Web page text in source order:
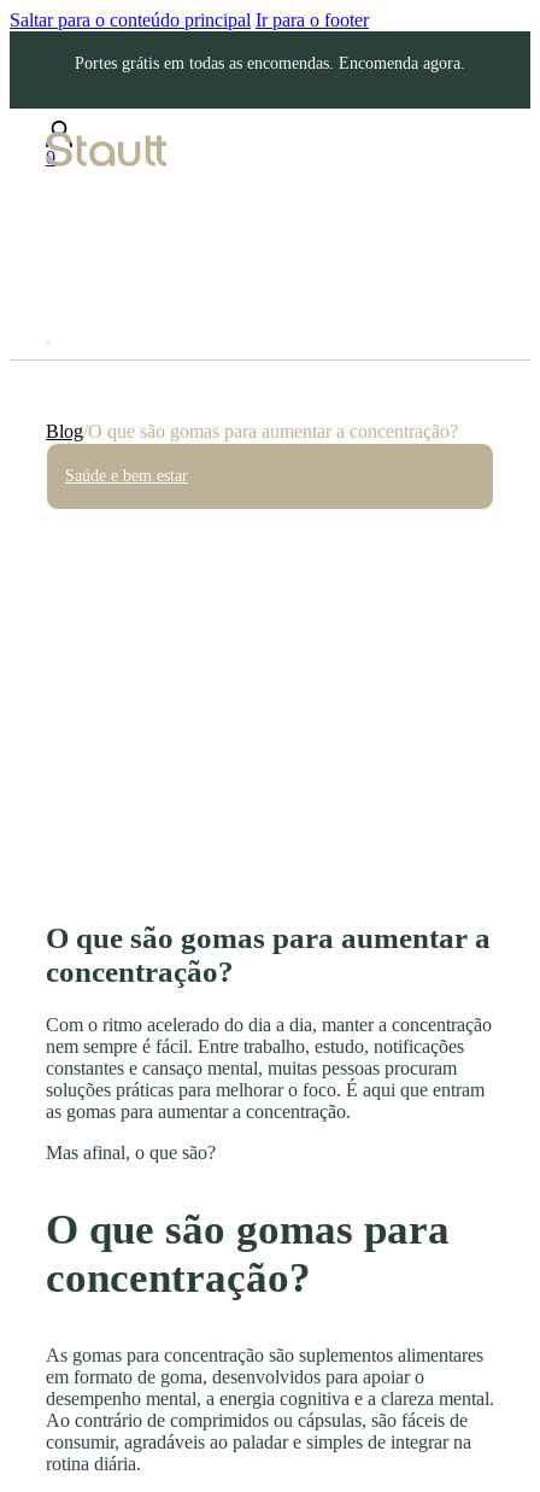
Saltar para o conteúdo principal Ir para o footer
Portes grátis em todas as encomendas. Encomenda agora.
0
Blog/O que são gomas para aumentar a concentração?
Saúde e bem estar
O que são gomas para aumentar a
concentração?
Com o ritmo acelerado do dia a dia, manter a concentração
nem sempre é fácil. Entre trabalho, estudo, notificações
constantes e cansaço mental, muitas pessoas procuram
soluções práticas para melhorar o foco. É aqui que entram
as gomas para aumentar a concentração.
Mas afinal, o que são?
O que são gomas para
concentração?
As gomas para concentração são suplementos alimentares
em formato de goma, desenvolvidos para apoiar o
desempenho mental, a energia cognitiva e a clareza mental.
Ao contrário de comprimidos ou cápsulas, são fáceis de
consumir, agradáveis ao paladar e simples de integrar na
rotina diária.